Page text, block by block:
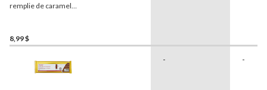
remplie de caramel
8,99 $
- -